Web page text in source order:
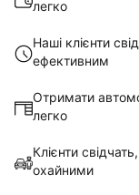
легко
Наші клієнти
ефективним
Отримати
легко
Клієнти
охайними